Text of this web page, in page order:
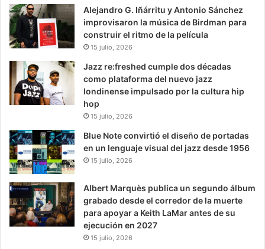
Alejandro G. Iñárritu y Antonio Sánchez
improvisaron la música de Birdman para
construir el ritmo de la película
15 julio, 2026
Jazz re:freshed cumple dos décadas
como plataforma del nuevo jazz
londinense impulsado por la cultura hip
hop
15 julio, 2026
Blue Note convirtió el diseño de portadas
en un lenguaje visual del jazz desde 1956
15 julio, 2026
Albert Marquès publica un segundo álbum
grabado desde el corredor de la muerte
para apoyar a Keith LaMar antes de su
ejecución en 2027
15 julio, 2026